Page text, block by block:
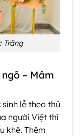
Trăng
– Mâm
sính lễ theo thủ
người Việt thì
khê. Thêm